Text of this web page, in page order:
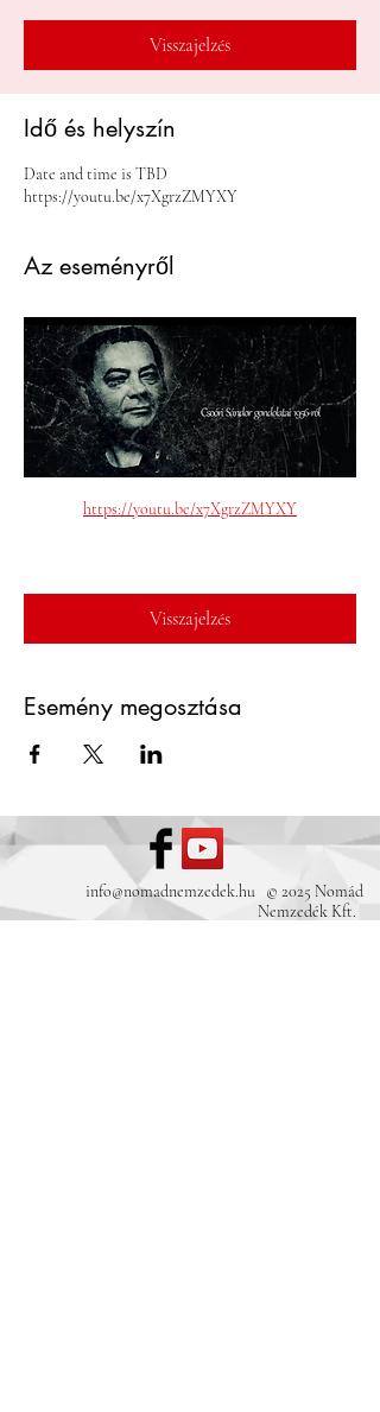
Visszajelzés
Idő és helyszín
Date and time is TBD
https://youtu.be/x7XgrzZMYXY
Az eseményről
https://youtu.be/x7XgrzZMYXY
Visszajelzés
Esemény megosztása
info@nomadnemzedek.hu © 2025 Nomád
Nemzedék Kft.